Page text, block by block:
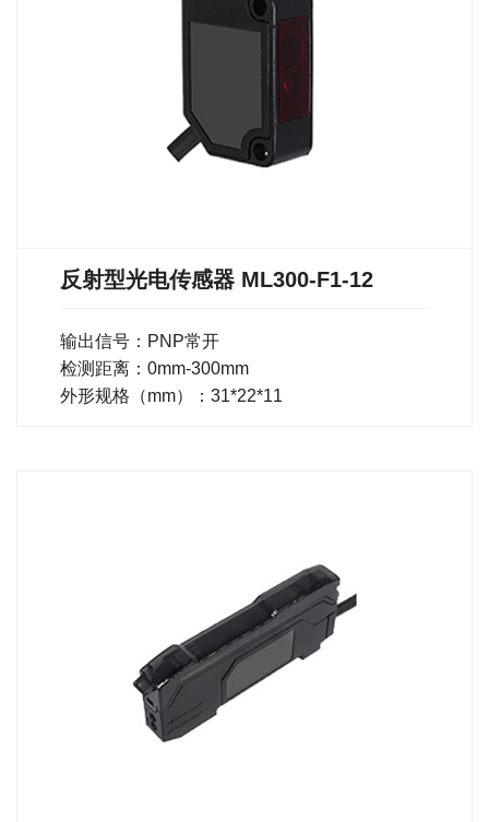
反射型光电传感器 ML300-F1-12
输出信号：PNP常开
检测距离：0mm-300mm
外形规格（mm）：31*22*11